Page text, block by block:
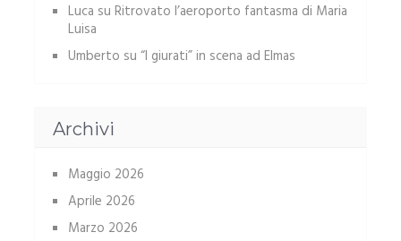
Luca su Ritrovato l’aeroporto fantasma di Maria
Luisa
Umberto su “I giurati” in scena ad Elmas
Archivi
Maggio 2026
Aprile 2026
Marzo 2026